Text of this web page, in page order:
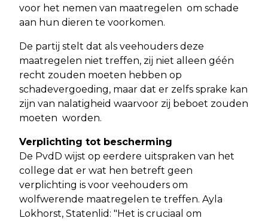
voor het nemen van maatregelen om schade
aan hun dieren te voorkomen.
De partij stelt dat als veehouders deze
maatregelen niet treffen, zij niet alleen géén
recht zouden moeten hebben op
schadevergoeding, maar dat er zelfs sprake kan
zijn van nalatigheid waarvoor zij beboet zouden
moeten worden.
Verplichting tot bescherming
De PvdD wijst op eerdere uitspraken van het
college dat er wat hen betreft geen
verplichting is voor veehouders om
wolfwerende maatregelen te treffen. Ayla
Lokhorst, Statenlid: "Het is cruciaal om